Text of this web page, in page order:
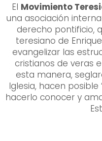
El Movimiento
una asociación
derecho pontificio,
teresiano de
evangelizar las
cristianos de veras
esta manera,
Iglesia, hacen
hacerlo conocer y